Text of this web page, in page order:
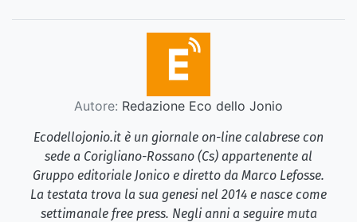
Autore: Redazione Eco dello Jonio
Ecodellojonio.it è un giornale on-line calabrese con
sede a Corigliano-Rossano (Cs) appartenente al
Gruppo editoriale Jonico e diretto da Marco Lefosse.
La testata trova la sua genesi nel 2014 e nasce come
settimanale free press. Negli anni a seguire muta